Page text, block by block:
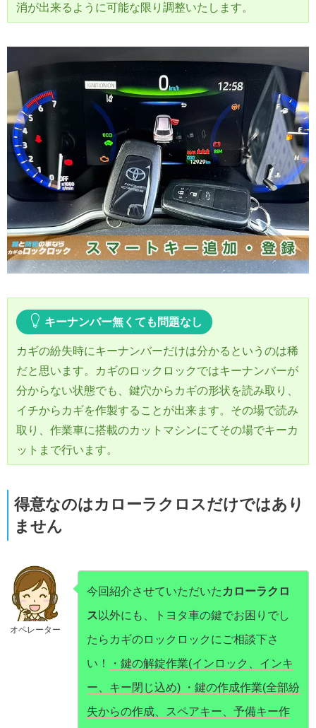
消が出来るように可能な限り調整いたします。
キーナンバー無くても問題なし
カギの紛失時にキーナンバーだけは分かるというのは稀
だと思います。カギのロックロックではキーナンバーが
分からない状態でも、鍵穴からカギの形状を読み取り、
イチからカギを作製することが出来ます。その場で読み
取り、作業車に搭載のカットマシンにてその場でキーカ
ットまで行います。
得意なのはカローラクロスだけではあり
ません
オペレーター
今回紹介させていただいた カローラクロ
ス 以外にも、トヨタ車の鍵でお困りでし
たらカギのロックロックにご相談下さ
い！
・鍵の解錠作業(インロック、インキ
ー、キー閉じ込め) ・鍵の作成作業(全部紛
失からの作成、スペアキー、予備キー作